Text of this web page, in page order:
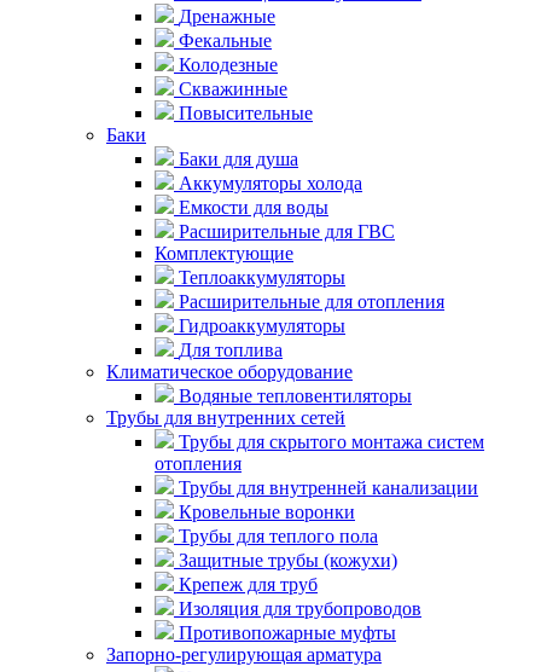
Дренажные
Фекальные
Колодезные
Скважинные
Повысительные
Баки
Баки для душа
Аккумуляторы холода
Емкости для воды
Расширительные для ГВС
Комплектующие
Теплоаккумуляторы
Расширительные для отопления
Гидроаккумуляторы
Для топлива
Климатическое оборудование
Водяные тепловентиляторы
Трубы для внутренних сетей
Трубы для скрытого монтажа систем
отопления
Трубы для внутренней канализации
Кровельные воронки
Трубы для теплого пола
Защитные трубы (кожухи)
Крепеж для труб
Изоляция для трубопроводов
Противопожарные муфты
Запорно-регулирующая арматура